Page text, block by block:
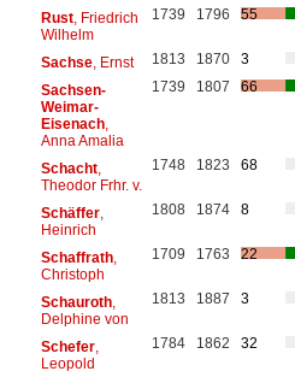
Rust, Friedrich
Wilhelm
1739 1796 55
Sachse, Ernst 1813 1870
3
Sachsen-
Weimar-
Eisenach,
Anna Amalia
1739 1807 66
Schacht,
Theodor Frhr. v.
1748 1823 68
Schäffer,
Heinrich
1808 1874 8
Schaffrath,
Christoph
1709 1763 22
Schauroth,
Delphine von
1813 1887 3
Schefer,
Leopold
1784 1862 32